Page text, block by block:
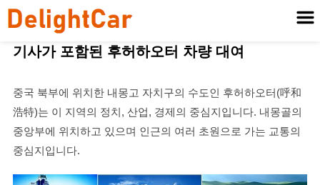
기사가 포함된 후허하오터 차량 대여
중국 북부에 위치한 내몽고 자치구의 수도인 후허하오터(呼和
浩特)는 이 지역의 정치, 산업, 경제의 중심지입니다. 내몽골의
중앙부에 위치하고 있으며 인근의 여러 초원으로 가는 교통의
중심지입니다.